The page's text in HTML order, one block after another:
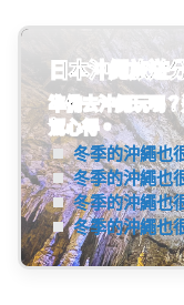
日本大阪旅遊
大阪住宿、天橋
旅遊資訊分享。(
了解更多